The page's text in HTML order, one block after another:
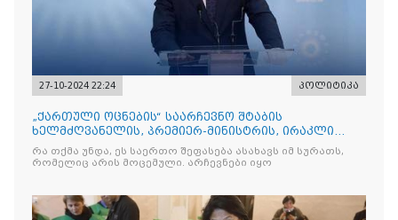
27-10-2024 22:24 პოლიტიკა
„ქართული ოცნების“ საარჩევნო შტაბის
ხელმძღვანელის, პრემიერ-მინისტრის, ირაკლი
კობახიძის განცხადება
რა თქმა უნდა, ეს საერთო შეფასება ასახავს იმ სურათს,
რომელიც არის მოცემული. არჩევნები იყო